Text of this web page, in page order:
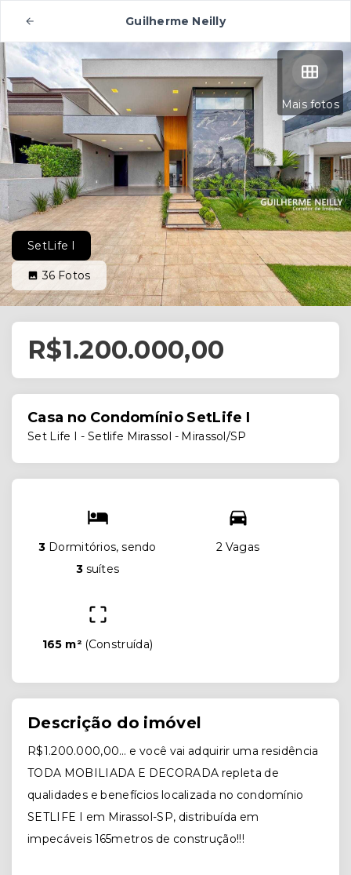
Guilherme Neilly
Mais fotos
SetLife I
36 Fotos
R$1.200.000,00
Casa no Condomínio SetLife I
Set Life I - Setlife Mirassol - Mirassol/SP
3 Dormitórios, sendo
3suítes
2 Vagas
165 m² (Construída)
Descrição do imóvel
R$1.200.000,00… e você vai adquirir uma residência
TODA MOBILIADA E DECORADA repleta de
qualidades e benefícios localizada no condomínio
SETLIFE I em Mirassol-SP, distribuída em
impecáveis 165metros de construção!!!